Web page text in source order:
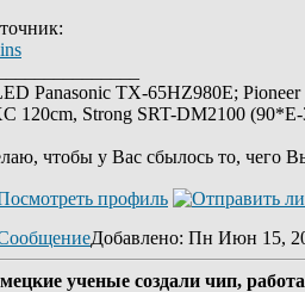
Panasonic TX-65HZ980E;
120cm, Strong SRT-DM2100
чтобы у Вас сбылось то, чего
Добавлено: Пн Июн 15,
ученые создали чип,